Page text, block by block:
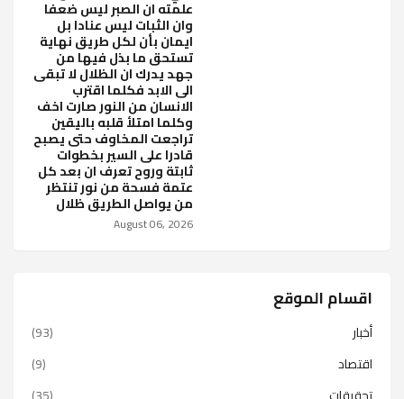
علمته ان الصبر ليس ضعفا
وان الثبات ليس عنادا بل
ايمان بأن لكل طريق نهاية
تستحق ما بذل فيها من
جهد يدرك ان الظلال لا تبقى
الى الابد فكلما اقترب
الانسان من النور صارت اخف
وكلما امتلأ قلبه باليقين
تراجعت المخاوف حتى يصبح
قادرا على السير بخطوات
ثابتة وروح تعرف ان بعد كل
عتمة فسحة من نور تنتظر
من يواصل الطريق ظلال
August 06, 2026
اقسام الموقع
أخبار
(93)
اقتصاد
(9)